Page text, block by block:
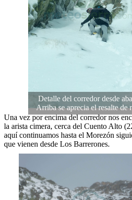
Detalle del corredor desde
Arriba se aprecia el resalte de
Una vez por encima del corredor nos
la arista cimera, cerca del Cuento Alto
aquí continuamos hasta el Morezón
que vienen desde Los Barrerones.